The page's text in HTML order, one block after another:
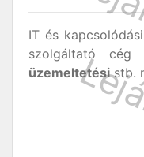
IT és
szolgáltató cég
üzemeltetésistb.